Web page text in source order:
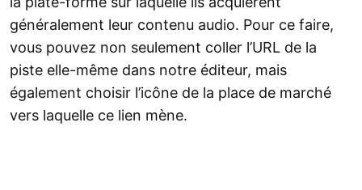
généralement leur contenu audio. Pour ce faire,
vous pouvez non seulement coller l’URL de la
piste elle-même dans notre éditeur, mais
également choisir l’icône de la place de marché
vers laquelle ce lien mène.